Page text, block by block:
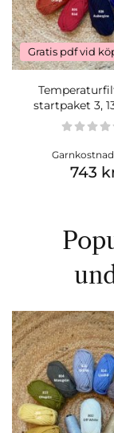
Gratis pdf vid
startpaket 3,
743